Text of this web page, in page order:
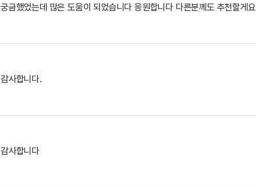
궁금했었는데 많은 도움이 되었습니다 응원합니다 다른분께도 추천할게요
감사합니다.
감사합니다